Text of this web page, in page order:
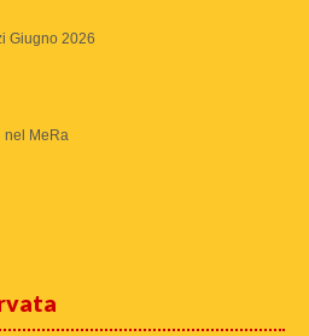
Giugno 2026
nel MeRa